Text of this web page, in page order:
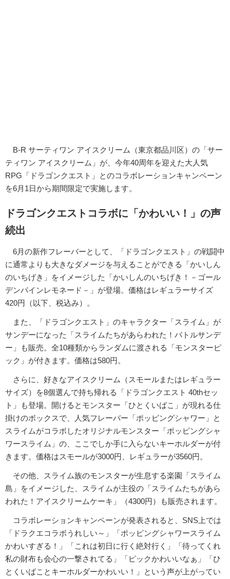
B-R サーティワン アイスクリーム（東京都品川区）の「サー
ティワン アイスクリーム」が、今年40周年を迎えた大人気
RPG「ドラゴンクエスト」とのコラボレーションキャンペーン
を6月1日から期間限定で実施します。
ドラゴンクエストコラボに「かわいい！」の声
続出
6月の新作フレーバーとして、「ドラゴンクエスト」の戦闘中
に通常よりも大きなダメージを与えることができる「かいしん
のいちげき」をイメージした「かいしんのいちげき！－ゴール
デンパインレモネード－」が登場。価格はレギュラーサイズ
420円（以下、税込み）。
また、「ドラゴンクエスト」のキャラクター「スライム」が
サンデーになった「スライムたちがあらわれた！バトルサンデ
ー」も販売。全10種類からランダムに渡される「モンスターピ
ック」が付きます。価格は580円。
さらに、好きなアイスクリーム（スモールまたはレギュラー
サイズ）を8個選んで持ち帰れる「ドラゴンクエスト 40thセッ
ト」も登場。開けるとモンスター「ひとくいばこ」が現れる仕
掛けのボックスで、人気フレーバー「ポッピングシャワー」と
スライムがコラボしたオリジナルモンスター「ポッピングシャ
ワースライム」の、ここでしか手に入らないキーホルダーが付
きます。価格はスモールが3000円、レギュラーが3560円。
その他、スライム族のモンスターが生息する楽園「スライム
島」をイメージした、スライムが主役の「スライムたちがあら
われた！アイスクリームケーキ」（4300円）も販売されます。
コラボレーションキャンペーンが発表されると、SNS上では
「ドラクエコラボうれしい～」「ポッピングシャワースライム
かわいすぎる！」「これは初日に行く絶対行く」「待ってくれ
私の財布も会心の一撃されてる」「ピックかわいいなぁ」「ひ
とくいばことキーホルダーかわいい！」という声が上がってい